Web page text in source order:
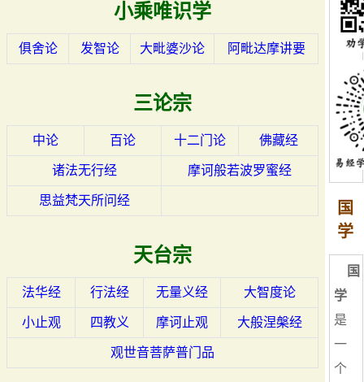
小乘唯识学
俱舍论 发智论 大毗婆沙论 阿毗达摩讲要
三论宗
中论 百论 十二门论 佛藏经
诸法无行经 摩诃般若波罗蜜经
思益梵天所问经
天台宗
法华经 行法经 无量义经 大智度论
小止观 四教义 摩诃止观 大般涅槃经
观世音菩萨普门品
国
学
国
学
是
一
个